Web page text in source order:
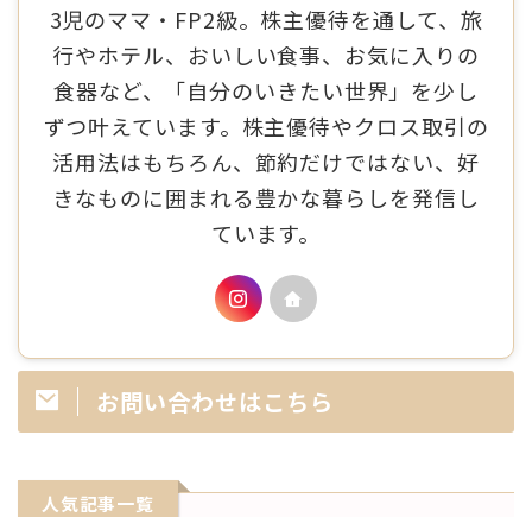
3児のママ・FP2級。株主優待を通して、旅
行やホテル、おいしい食事、お気に入りの
食器など、「自分のいきたい世界」を少し
ずつ叶えています。株主優待やクロス取引の
活用法はもちろん、節約だけではない、好
きなものに囲まれる豊かな暮らしを発信し
ています。
お問い合わせはこちら
人気記事一覧